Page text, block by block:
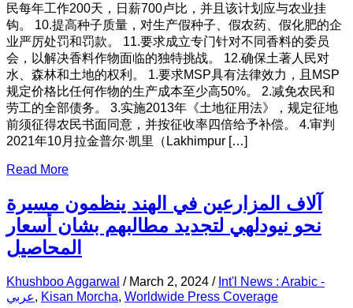
民每年工作200天，日薪700卢比，并且该计划应与农业挂
钩。 10.提高种子质量，对生产假种子、假农药、假化肥的企
业严厉处罚和罚款。 11.要求成立专门针对不同香料的委员
会，以解决香料作物面临的独特挑战。 12.确保土著人民对
水、森林和土地的权利。 1.要求MSP具有法律效力，且MSP
规定价格比任何作物的生产成本至少高50%。 2.减免农民和
劳工的全部债务。 3.实施2013年《土地征用法》，规定征地
前须征得农民书面同意，并按征收率四倍给予补偿。 4.审判
2021年10月拉金普尔·凯里（Lakhimpur […]
Read More
آلاف المزارعين في الهند ينظمون مسيرة
نحو نيودلهي لتجديد مطالبهم بشان أسعار
المحاصيل
Khushboo Aggarwal / March 2, 2024 / Int'l News : Arabic -
عربي, Kisan Morcha, Worldwide Press Coverage